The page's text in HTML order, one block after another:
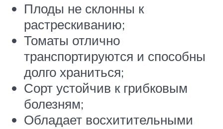
Плоды не склонны к
растрескиванию;
Томаты отлично
транспортируются и способны
долго храниться;
Сорт устойчив к грибковым
болезням;
Обладает восхитительными